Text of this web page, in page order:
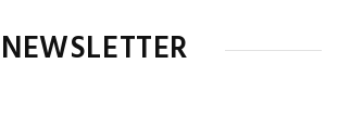
NEWSLETTER